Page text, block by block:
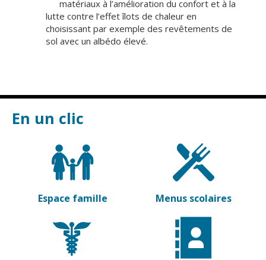
matériaux à l’amélioration du confort et à la
lutte contre l’effet îlots de chaleur en
choisissant par exemple des revêtements de
sol avec un albédo élevé.
En un clic
Espace famille Menus scolaires